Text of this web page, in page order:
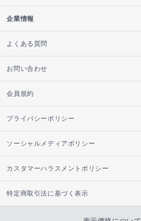
企業情報
よくある質問
お問い合わせ
会員規約
プライバシーポリシー
ソーシャルメディアポリシー
カスタマーハラスメントポリシー
特定商取引法に基づく表示